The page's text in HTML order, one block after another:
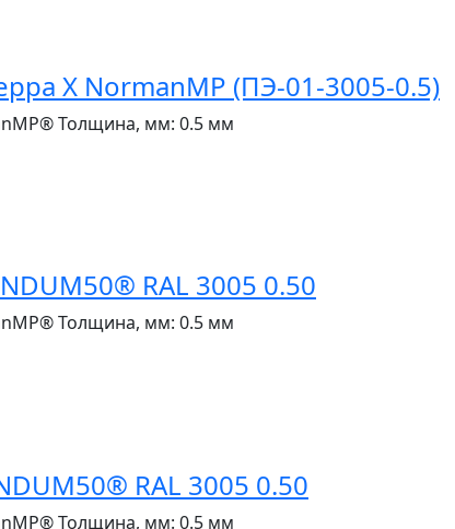
X NormanMP (ПЭ-01-3005-0.5)
Толщина, мм: 0.5 мм
RAL 3005 0.50
Толщина, мм: 0.5 мм
RAL 3005 0.50
Толщина, мм: 0.5 мм